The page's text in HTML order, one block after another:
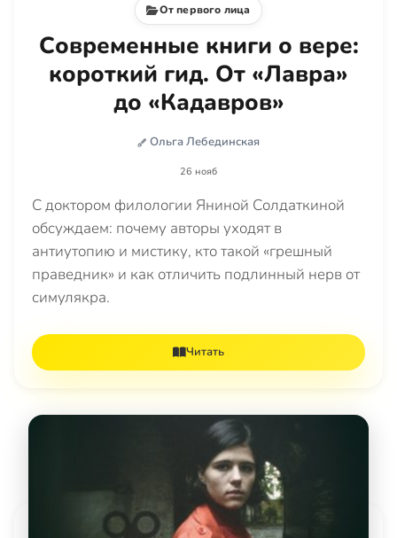
От первого лица
Современные книги о вере:
короткий гид. От «Лавра»
до «Кадавров»
Ольга Лебединская
26 нояб
С доктором филологии Яниной Солдаткиной
обсуждаем: почему авторы уходят в
антиутопию и мистику, кто такой «грешный
праведник» и как отличить подлинный нерв от
симулякра.
Читать